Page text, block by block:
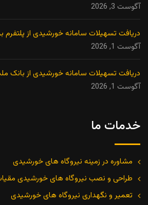
آگوست 3, 2026
دریافت تسهیلات سامانه خورشیدی از پلتفرم
آگوست 1, 2026
دریافت تسهیلات سامانه خورشیدی از بانک
آگوست 1, 2026
خدمات ما
مشاوره در زمینه نیروگاه های خورشیدی
طراحی و نصب نیروگاه های خورشیدی
تعمیر و نگهداری نیروگاه های خورشیدی